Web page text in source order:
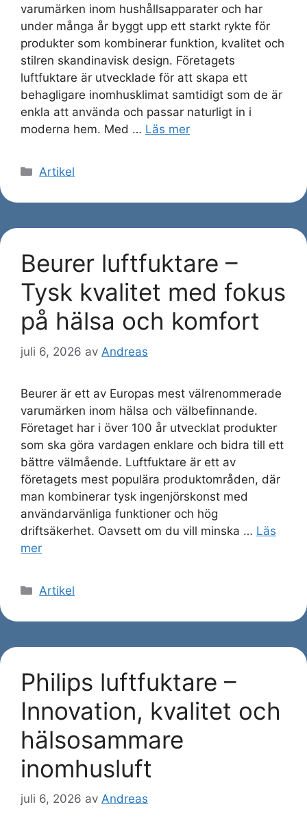
varumärken inom hushållsapparater och har
under många år byggt upp ett starkt rykte för
produkter som kombinerar funktion, kvalitet och
stilren skandinavisk design. Företagets
luftfuktare är utvecklade för att skapa ett
behagligare inomhusklimat samtidigt som de är
enkla att använda och passar naturligt in i
moderna hem. Med … Läs mer
Kategorier
Artikel
Beurer luftfuktare –
Tysk kvalitet med fokus
på hälsa och komfort
juli 6, 2026 av Andreas
Beurer är ett av Europas mest välrenommerade
varumärken inom hälsa och välbefinnande.
Företaget har i över 100 år utvecklat produkter
som ska göra vardagen enklare och bidra till ett
bättre välmående. Luftfuktare är ett av
företagets mest populära produktområden, där
man kombinerar tysk ingenjörskonst med
användarvänliga funktioner och hög
driftsäkerhet. Oavsett om du vill minska … Läs
mer
Kategorier
Artikel
Philips luftfuktare –
Innovation, kvalitet och
hälsosammare
inomhusluft
juli 6, 2026 av Andreas